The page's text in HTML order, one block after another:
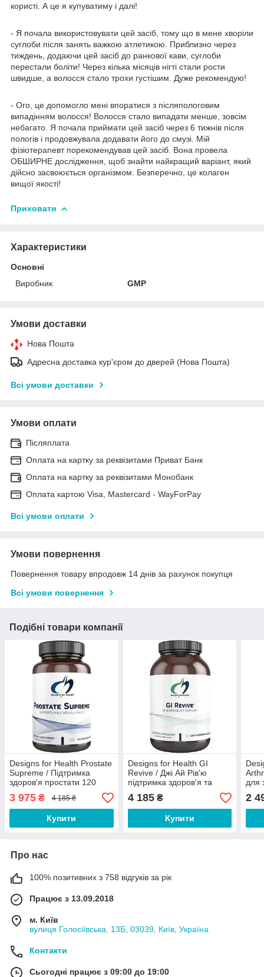
користі. А це я купуватиму і далі!
- Я почала використовувати цей засіб, тому що в мене хворіли
суглоби після занять важкою атлетикою. Приблизно через
тиждень, додаючи цей засіб до ранкової кави, суглоби
перестали боліти! Через кілька місяців нігті стали рости
швидше, а волосся стало трохи густішим. Дуже рекомендую!
- Ого, це допомогло мені впоратися з післяпологовим
випадінням волосся! Волосся стало випадати менше, зовсім
небагато. Я почала приймати цей засіб через 6 тижнів після
пологів і продовжувала додавати його до смузі. Мій
фізіотерапевт порекомендував цей засіб. Вона провела
ОБШИРНЕ дослідження, щоб знайти найкращий варіант, який
дійсно засвоюється організмом. Безперечно, це колаген
вищої якості!
Приховати
Характеристики
Основні
Виробник
GMP
Умови доставки
Нова Пошта
Адресна доставка кур'єром до дверей (Нова Пошта)
Всі умови доставки
Умови оплати
Післяплата
Оплата на картку за реквізитами Приват Банк
Оплата на картку за реквізитами Монобанк
Оплата картою Visa, Mastercard - WayForPay
Всі умови оплати
Умови повернення
Повернення товару впродовж 14 днів за рахунок покупця
Всі умови повернення
Подібні товари компанії
Designs for Health Prostate
Supreme / Підтримка
здоров'я простати 120
капсул Термін 01/2027
3 975 ₴ 4 185 ₴
Купити
Designs for Health GI
Revive / Джі Ай Рів'ю
підтримка здоров'я та
функції шлунково-
кишкового тракту 210
капсул
4 185₴
Купити
для
2
Про нас
100% позитивних з 758 відгуків за рік
Працює з 13.09.2018
м. Київ
вулиця Голосіївська, 13Б, 03039, Київ, Україна
Контакти
Сьогодні працює з 09:00 до 19:00